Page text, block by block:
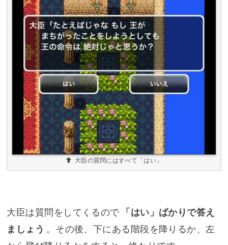
大臣の質問にはすべて「はい」
大臣は質問をしてくるので
「はい」ばかりで答え
ましょう 。その後、下にある階段を降りるか、左